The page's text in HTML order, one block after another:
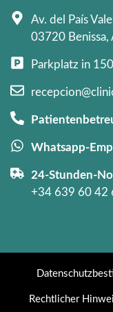
Av. del País
03720 Benissa,
Parkplatz in
Whatsapp-
24-Stunden-
+34 639 60 42
Rechtlicher